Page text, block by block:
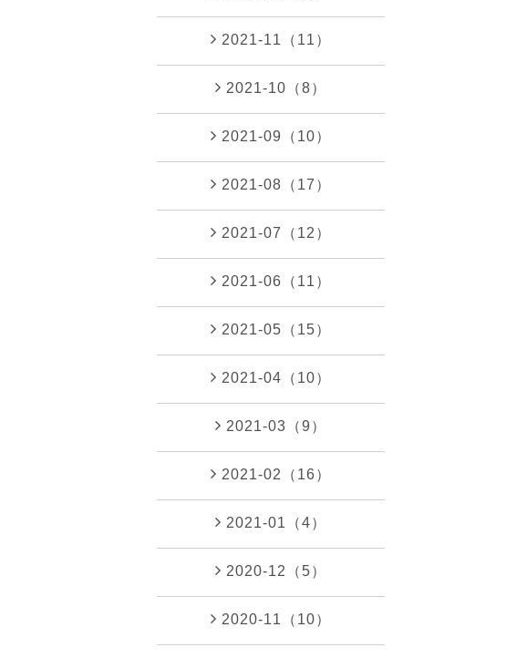
2021-11（11）
2021-10（8）
2021-09（10）
2021-08（17）
2021-07（12）
2021-06（11）
2021-05（15）
2021-04（10）
2021-03（9）
2021-02（16）
2021-01（4）
2020-12（5）
2020-11（10）